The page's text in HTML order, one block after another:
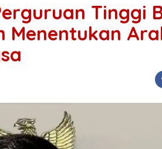
Tinggi
Menentukan